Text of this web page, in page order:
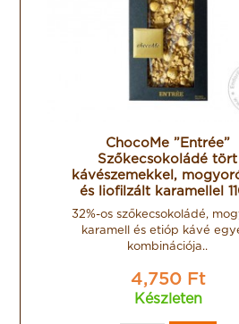
ChocoMe ”Entrée”
Szőkecsokoládé tört
kávészemekkel,
és liofilzált karamellel
32%-os szőkecsokoládé,
karamell és etióp kávé
kombinációja..
4,750 Ft
Készleten